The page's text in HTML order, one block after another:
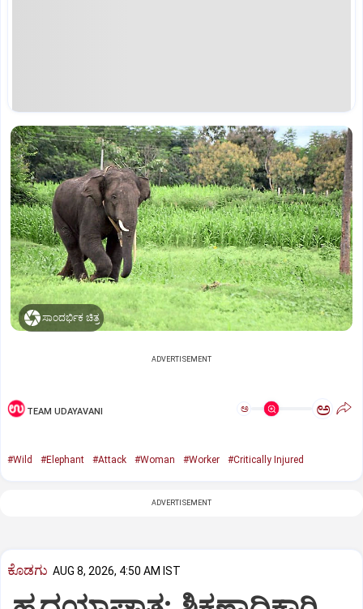
ಸಾಂದರ್ಭಿಕ ಚಿತ್ರ
ADVERTISEMENT
TEAM UDAYAVANI ಅ ಅ
#Wild #Elephant #Attack #Woman #Worker #Critically Injured
ADVERTISEMENT
ಕೊಡಗು AUG 8, 2026, 4:50 AM IST